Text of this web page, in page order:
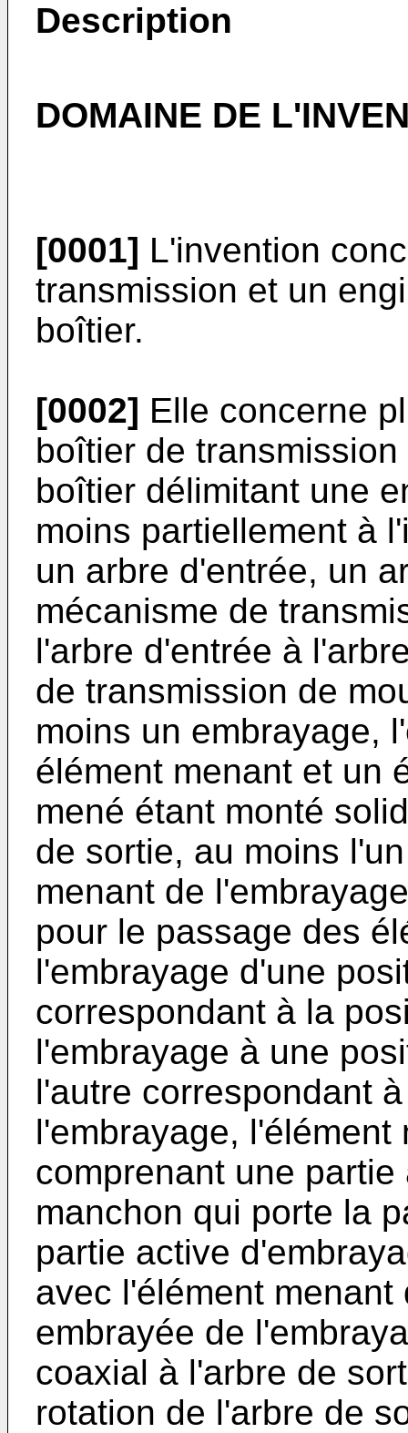
Description
DOMAINE DE
[0001] L'invention
transmission et un
boîtier.
[0002] Elle concerne
boîtier de
boîtier délimitant une
moins partiellement à
un arbre d'entrée, un
mécanisme de
l'arbre d'entrée à
de transmission de
moins un embrayage,
élément menant et un
mené étant monté
de sortie, au moins
menant de
pour le passage des
l'embrayage d'une
correspondant à la
l'embrayage à une
l'autre correspondant
l'embrayage,
comprenant une
manchon qui porte la
partie active
avec l'élément
embrayée de
coaxial à l'arbre de
rotation de l'arbre de